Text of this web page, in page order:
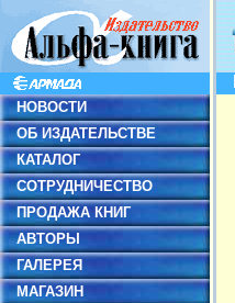
НОВОСТИ
ОБ ИЗДАТЕЛЬСТВЕ
КАТАЛОГ
СОТРУДНИЧЕСТВО
ПРОДАЖА КНИГ
АВТОРЫ
ГАЛЕРЕЯ
МАГАЗИН